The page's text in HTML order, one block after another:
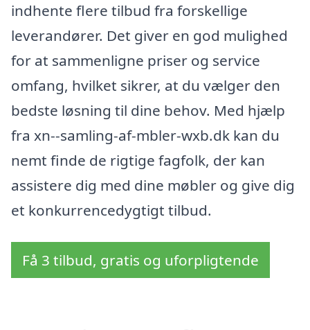
indhente flere tilbud fra forskellige
leverandører. Det giver en god mulighed
for at sammenligne priser og service
omfang, hvilket sikrer, at du vælger den
bedste løsning til dine behov. Med hjælp
fra xn--samling-af-mbler-wxb.dk kan du
nemt finde de rigtige fagfolk, der kan
assistere dig med dine møbler og give dig
et konkurrencedygtigt tilbud.
Få 3 tilbud, gratis og uforpligtende